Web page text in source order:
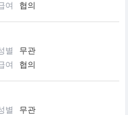
여 협의
별
무관
여 협의
별
무관